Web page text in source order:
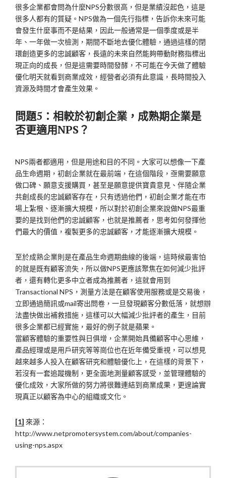
很多企業都會問為什麼NPS分數很高，但是業績沒起色，這是
很多人都有的質疑。NPS做為一個先行指標，告訴你未來可能
會發生什麼事而不是結果，因此一般通常是一個季度或是半
年、一年做一次檢測，期間不斷地去優化體驗，通過這樣的閉
環創造更多的忠誠顧客，長遠的未來自然能夠帶動財務指標出
現正向的成長，但是這需要時間發酵，不可能在今天做了體驗
優化明天就看到商業成效，經營者必須有此意識，長時間投入
資源及時間才會產生效果。
問題5：相較於初創企業，成熟期企業是
否更適用NPS？
NPS兩者都適用，但是用途和目的不同。大家可以想像一下產
品生命週期，初創企業就在最前端，在這個階段，亟需要願意
做口碑、願意支援購買，甚至是願意提供寶貴意見、伴隨企業
共創成長的忠誠顧客存在，只有透過他們，初創企業才能在市
場上紮根、逐漸擴大規模，所以對於初創企業來說做NPS最重
要的是找到他們的忠誠顧客，也就是推薦者，思考如何發揮他
們最大的價值，複製更多的忠誠顧客，才能逐漸擴大規模。
至於成熟企業則是在產品生命週期曲線的後端，這時候最害怕
的就是既有顧客流失，所以做NPS更應該聚焦在如何減少批評
者，還有轉化更多中立者成為推薦者，這就會用到
Transactional NPS，測量方法是在顧客使用服務或是交易後，
立即通過簡訊或mail寄出問卷，一旦發現顧客分數低落，就想辦
法盡快做出補救措施，這樣可以大幅減少批評者的產生，目前
很多企業都已經實施，最好的例子就是蘋果。
當顧客體驗的重要性與日俱增，企業開始具備顧客中心思維，
產品經理或是用戶研究等等崗位也在近年備受重視，可以想見
越來越多人投入在顧客研究和體驗優化上，在這樣的背景下，
若沒有一套追蹤機制，更全面地測量顧客感受，並管理體驗的
優化成效，大家所做的努力將很難連結到商業成果，更遑論實
現真正以顧客為中心的組織或文化。
[1] 來源：
http://www.netpromotersystem.com/about/companies-
using-nps.aspx